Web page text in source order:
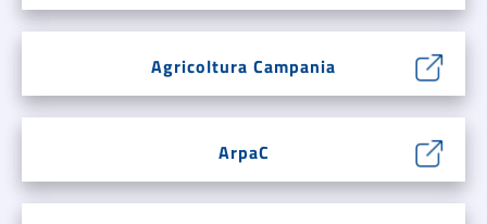
Agricoltura Campania
ArpaC